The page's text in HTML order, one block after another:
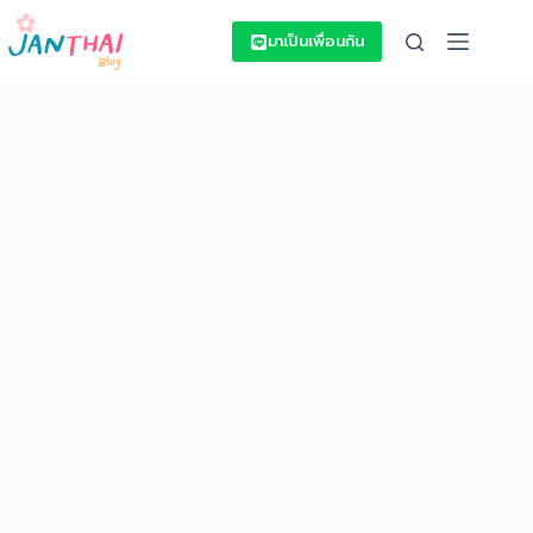
Skip
content
มาเป็นเพื่อนกัน